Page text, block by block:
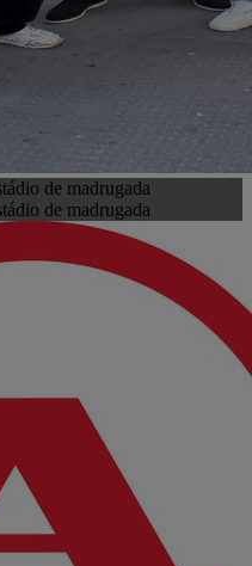
de madrugada
de madrugada